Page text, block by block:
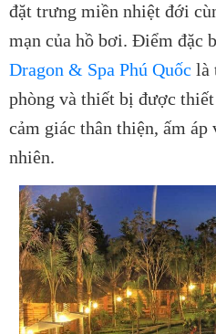
đặt trưng miền nhiệt đới
mạn của hồ bơi. Điểm đặc
Dragon & Spa Phú Quốc là
phòng và thiết bị được
cảm giác thân thiện, ấm
nhiên.